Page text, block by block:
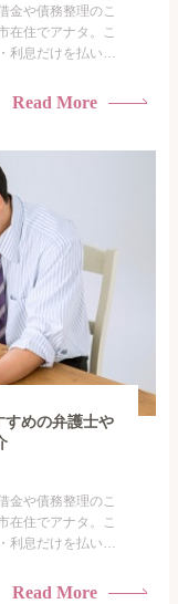
金や債務整理のこ
在住でアナタ。こ
利息だけを払い続
になる。・闇金に
Read More
めの弁護士や
金や債務整理のこ
在住でアナタ。こ
利息だけを払い続
になる。・闇金に
Read More